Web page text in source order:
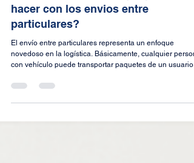
Envíos entre particulares: una
alternativa rápida, flexible y
sostenible, descubre qué puedes
hacer con los envios entre
particulares?
El envío entre particulares representa un enfoque